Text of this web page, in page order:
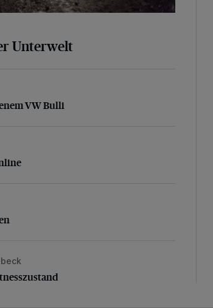
Unterwelt
VW Bulli
VW Bulli